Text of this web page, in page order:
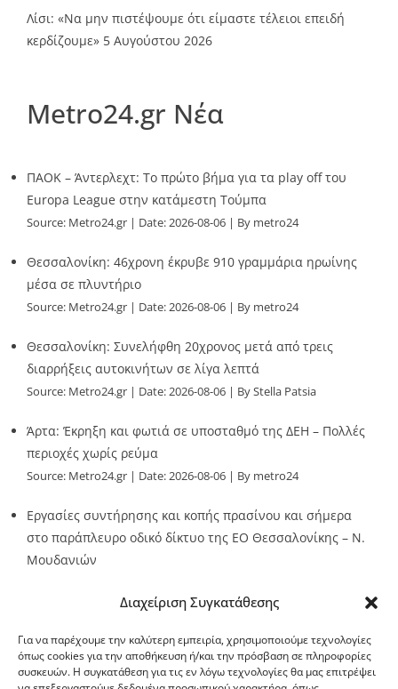
Διαχείριση Συγκατάθεσης
Για να παρέχουμε την καλύτερη εμπειρία, χρησιμοποιούμε τεχνολογίες
όπως cookies για την αποθήκευση ή/και την πρόσβαση σε πληροφορίες
συσκευών. Η συγκατάθεση για τις εν λόγω τεχνολογίες θα μας επιτρέψει
Λίσι: «Να μην πιστέψουμε ότι είμαστε τέλειοι επειδή
κερδίζουμε» 5 Αυγούστου 2026
Metro24.gr Νέα
ΠΑΟΚ – Άντερλεχτ: Το πρώτο βήμα για τα play off του
Europa League στην κατάμεστη Τούμπα
Source: Metro24.gr Date: 2026-08-06 By metro24
Θεσσαλονίκη: 46χρονη έκρυβε 910 γραμμάρια ηρωίνης
μέσα σε πλυντήριο
Source: Metro24.gr Date: 2026-08-06 By metro24
Θεσσαλονίκη: Συνελήφθη 20χρονος μετά από τρεις
διαρρήξεις αυτοκινήτων σε λίγα λεπτά
Source: Metro24.gr Date: 2026-08-06 By Stella Patsia
Άρτα: Έκρηξη και φωτιά σε υποσταθμό της ΔΕΗ – Πολλές
περιοχές χωρίς ρεύμα
Source: Metro24.gr Date: 2026-08-06 By metro24
Εργασίες συντήρησης και κοπής πρασίνου και σήμερα
στο παράπλευρο οδικό δίκτυο της ΕΟ Θεσσαλονίκης – Ν.
Μουδανιών